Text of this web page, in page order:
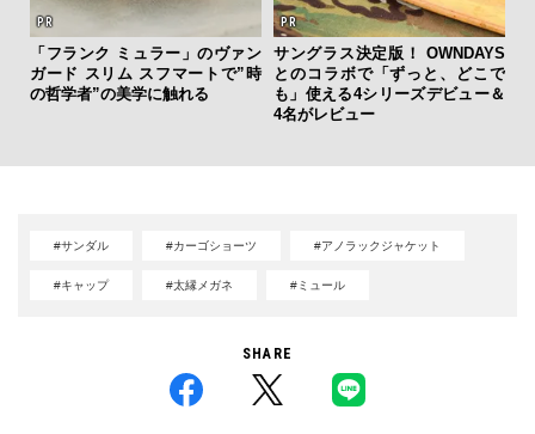
「フランク ミュラー」のヴァン
ガード スリム スフマートで”時
の哲学者”の美学に触れる
サングラス決定版！ OWNDAYS
とのコラボで「ずっと、どこで
も」使える4シリーズデビュー＆
4名がレビュー
#サンダル #カーゴショーツ #アノラックジャケット
#キャップ #太縁メガネ #ミュール
SHARE